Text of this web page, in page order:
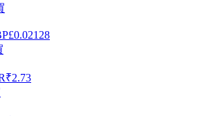
增值
£0.02128
₹2.73